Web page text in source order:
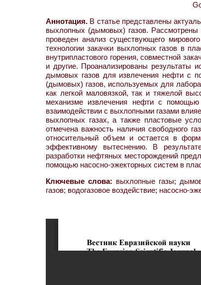
Аннотация. В статье представлены
выхлопных (дымовых) газов. Рассмотрены
проведен анализ существующего
технологии закачки выхлопных газов в
внутрипластового горения, совместной
и другие. Проанализированы результаты
дымовых газов для извлечения нефти с
(дымовых) газов, используемых для
как легкой маловязкой, так и тяжелой
механизме извлечения нефти с
взаимодействии с выхлопными газами
выхлопных газах, а также пластовые
отмечена важность наличия свободного
относительный объем и остается в
эффективному вытеснению. В
разработки нефтяных месторождений
помощью насосно-эжекторных систем в
Ключевые слова: выхлопные газы;
газов; водогазовое воздействие; насосно-